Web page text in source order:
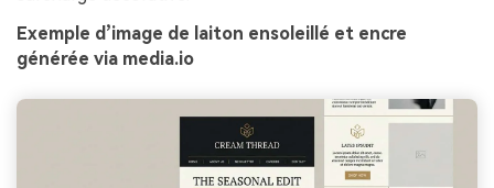
Exemple d’image de laiton ensoleillé et encre
générée via media.io